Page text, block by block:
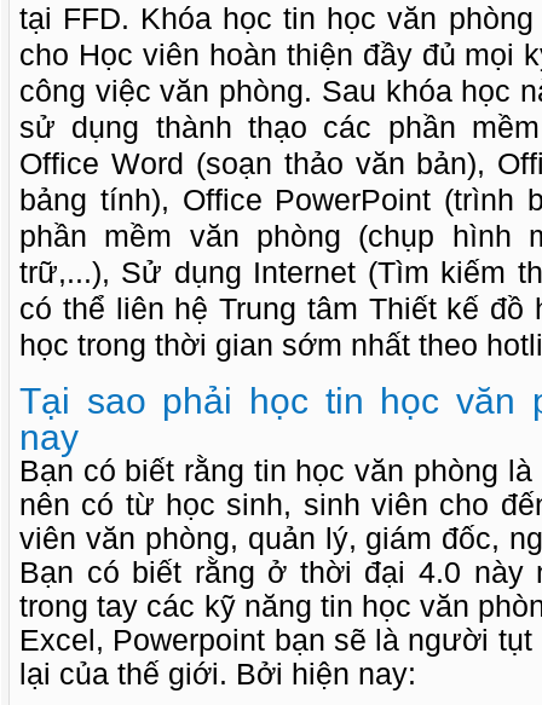
tại FFD. Khóa học tin học văn
cho Học viên hoàn thiện đầy đủ mọi
công việc văn phòng. Sau khóa học
sử dụng thành thạo các phần
Office Word (soạn thảo văn bản),
bảng tính), Office PowerPoint (trình
phần mềm văn phòng (chụp hình
trữ,...), Sử dụng Internet (Tìm kiếm
có thể liên hệ Trung tâm Thiết kế đồ
học trong thời gian sớm nhất theo
Tại sao phải học tin học văn
nay
Bạn có biết rằng tin học văn phòng
nên có từ học sinh, sinh viên cho
viên văn phòng, quản lý, giám đốc,
Bạn có biết rằng ở thời đại 4.0 này
trong tay các kỹ năng tin học văn
Excel, Powerpoint bạn sẽ là người
lại của thế giới. Bởi hiện nay: